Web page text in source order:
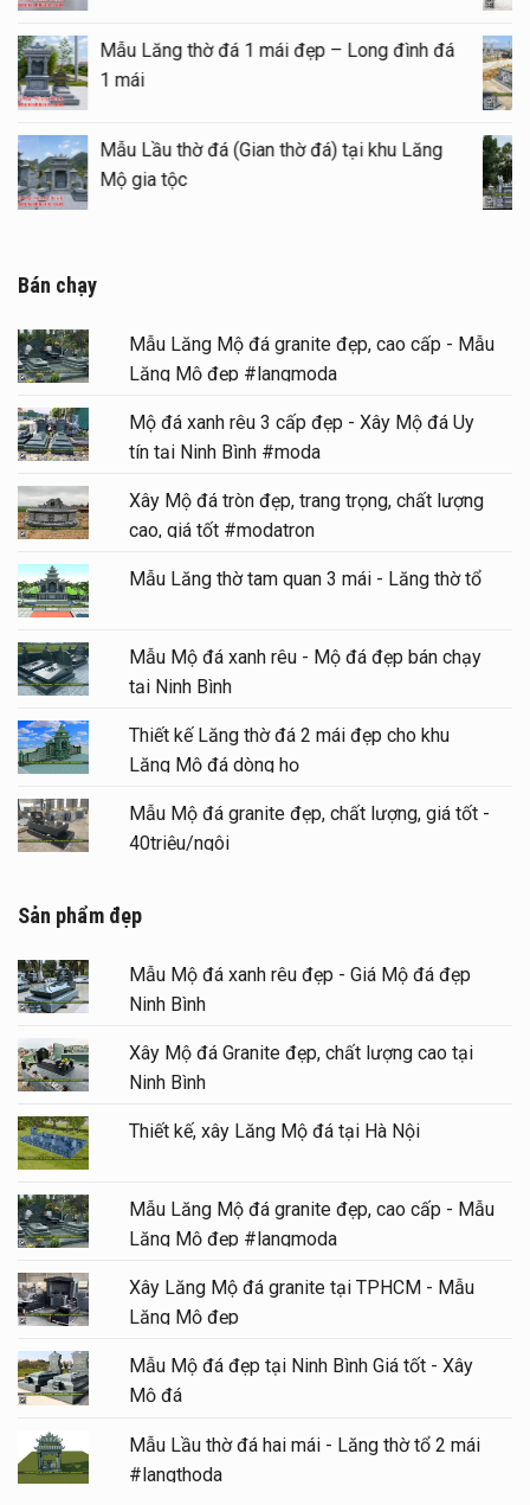
Mẫu Lăng thờ đá 1 mái đẹp – Long đình đá
1 mái
Mẫu Lầu thờ đá (Gian thờ đá) tại khu Lăng
Mộ gia tộc
Bán chạy
Mẫu Lăng Mộ đá granite đẹp, cao cấp - Mẫu
Lăng Mộ đẹp #langmoda
Mộ đá xanh rêu 3 cấp đẹp - Xây Mộ đá Uy
tín tại Ninh Bình #moda
Xây Mộ đá tròn đẹp, trang trọng, chất lượng
cao, giá tốt #modatron
Mẫu Lăng thờ tam quan 3 mái - Lăng thờ tổ
Mẫu Mộ đá xanh rêu - Mộ đá đẹp bán chạy
tại Ninh Bình
Thiết kế Lăng thờ đá 2 mái đẹp cho khu
Lăng Mộ đá dòng họ
Mẫu Mộ đá granite đẹp, chất lượng, giá tốt -
40triệu/ngôi
Sản phẩm đẹp
Mẫu Mộ đá xanh rêu đẹp - Giá Mộ đá đẹp
Ninh Bình
Xây Mộ đá Granite đẹp, chất lượng cao tại
Ninh Bình
Thiết kế, xây Lăng Mộ đá tại Hà Nội
Mẫu Lăng Mộ đá granite đẹp, cao cấp - Mẫu
Lăng Mộ đẹp #langmoda
Xây Lăng Mộ đá granite tại TPHCM - Mẫu
Lăng Mộ đẹp
Mẫu Mộ đá đẹp tại Ninh Bình Giá tốt - Xây
Mộ đá
Mẫu Lầu thờ đá hai mái - Lăng thờ tổ 2 mái
#langthoda